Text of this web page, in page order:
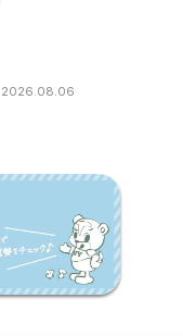
2026.08.06